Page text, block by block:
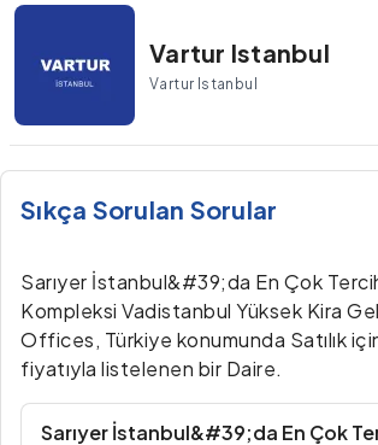
Vartur Istanbul
Vartur Istanbul
Sıkça Sorulan Sorular
Sarıyer İstanbul&#39;da En Çok
Kompleksi Vadistanbul Yüksek Kira
Offices, Türkiye konumunda Satılık
fiyatıyla listelenen bir Daire.
Sarıyer İstanbul&#39;da En Çok